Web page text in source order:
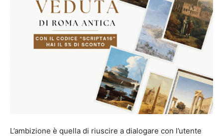
L’ambizione è quella di riuscire a dialogare con l’utente